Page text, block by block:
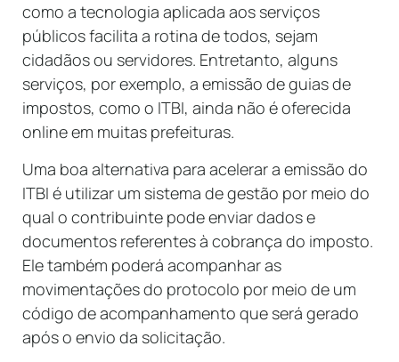
como a tecnologia aplicada aos serviços
públicos facilita a rotina de todos, sejam
cidadãos ou servidores. Entretanto, alguns
serviços, por exemplo, a emissão de guias de
impostos, como o ITBI, ainda não é oferecida
online em muitas prefeituras.
Uma boa alternativa para acelerar a emissão do
ITBI é utilizar um sistema de gestão por meio do
qual o contribuinte pode enviar dados e
documentos referentes à cobrança do imposto.
Ele também poderá acompanhar as
movimentações do protocolo por meio de um
código de acompanhamento que será gerado
após o envio da solicitação.